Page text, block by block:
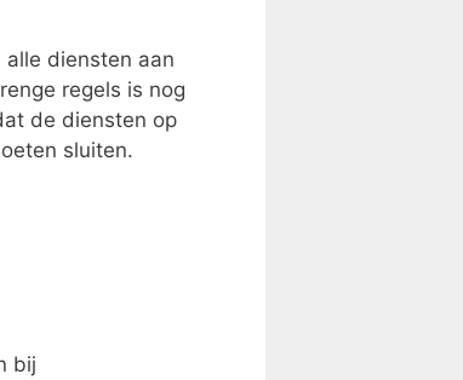
diensten aan
regels is nog
de diensten op
sluiten.
bij